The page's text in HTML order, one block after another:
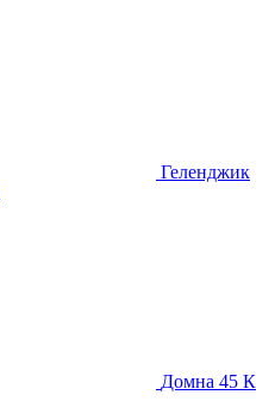
Геленджик
Домна 45 К